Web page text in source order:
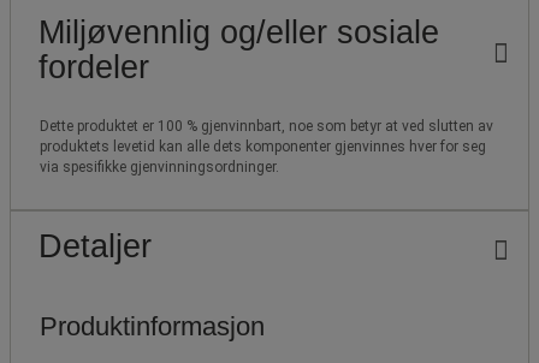
Miljøvennlig og/eller sosiale
fordeler
Dette produktet er 100 % gjenvinnbart, noe som betyr at ved slutten av
produktets levetid kan alle dets komponenter gjenvinnes hver for seg
via spesifikke gjenvinningsordninger.
Detaljer
Produktinformasjon